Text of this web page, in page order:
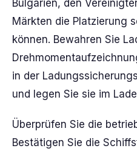
Bulgarien, den
Märkten die Platzierung
können. Bewahren Sie
in der
und legen Sie sie im
Überprüfen Sie die
Bestätigen Sie die